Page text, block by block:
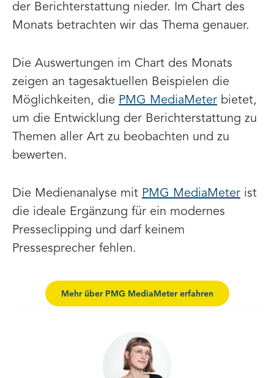
der Berichterstattung nieder. Im Chart des
Monats betrachten wir das Thema genauer.
Die Auswertungen im Chart des Monats
zeigen an tagesaktuellen Beispielen die
Möglichkeiten, die PMG MediaMeter bietet,
um die Entwicklung der Berichterstattung zu
Themen aller Art zu beobachten und zu
bewerten.
Die Medienanalyse mit PMG MediaMeter ist
die ideale Ergänzung für ein modernes
Presseclipping und darf keinem
Pressesprecher fehlen.
Mehr über PMG MediaMeter erfahren